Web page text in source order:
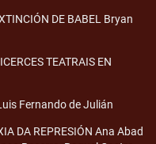
DE BABEL Bryan
TEATRAIS EN
Fernando de Julián
DA REPRESIÓN Ana Abad